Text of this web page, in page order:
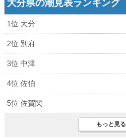
大分県の潮見表ランキング
1位 大分
2位 別府
3位 中津
4位 佐伯
5位 佐賀関
もっと見る